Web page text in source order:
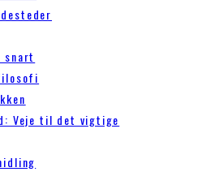
snart
Veje til det vigtige